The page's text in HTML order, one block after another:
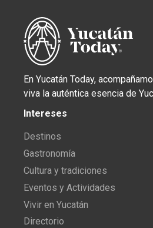
En Yucatán Today,
viva la auténtica esencia de
Intereses
Destinos
Gastronomía
Cultura y tradiciones
Eventos y Actividades
Vivir en Yucatán
Directorio